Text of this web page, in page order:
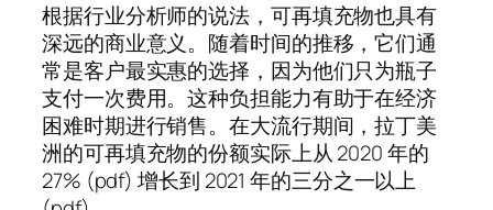
根据行业分析师的说法，可再填充物也具有
深远的商业意义。随着时间的推移，它们通
常是客户最实惠的选择，因为他们只为瓶子
支付一次费用。这种负担能力有助于在经济
困难时期进行销售。在大流行期间，拉丁美
洲的可再填充物的份额实际上从 2020 年的
27% (pdf) 增长到 2021 年的三分之一以上